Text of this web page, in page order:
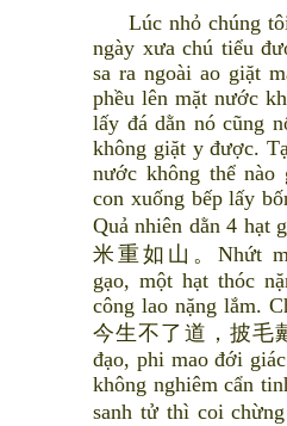
Lúc nhỏ chúng tôi
ngày xưa chú tiểu
sa ra ngoài ao giặt
phều lên mặt nước
lấy đá dằn nó cũng
không giặt y được.
nước không thể
con xuống bếp lấy
Quả nhiên dằn 4 hạt
米重如山。Nhứt
gạo, một hạt thóc
công lao nặng lắm.
今生不了道，披毛
đạo, phi mao đới
không nghiêm cẩn
sanh tử thì coi